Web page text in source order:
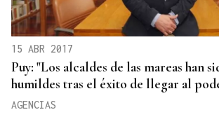
15 ABR 2017
Puy: "Los alcaldes de las mareas han
humildes tras el éxito de llegar al
AGENCIAS